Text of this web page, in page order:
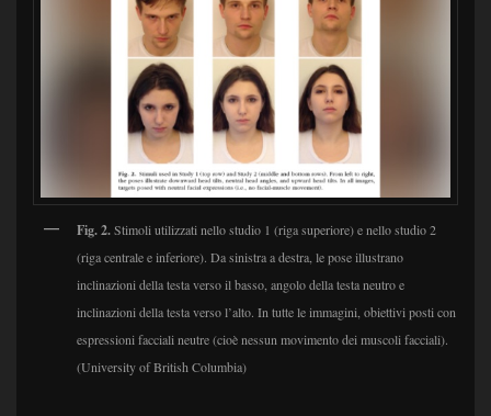
Fig. 2.Stimoli utilizzati nello studio 1 (riga superiore) e nello studio 2
(riga centrale e inferiore). Da sinistra a destra, le pose illustrano
inclinazioni della testa verso il basso, angolo della testa neutro e
inclinazioni della testa verso l’alto. In tutte le immagini, obiettivi posti con
espressioni facciali neutre (cioè nessun movimento dei muscoli facciali).
(University of British Columbia)